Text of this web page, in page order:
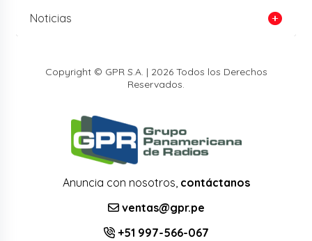
Noticias
Copyright © GPR S.A. | 2026 Todos los Derechos
Reservados.
Anuncia con nosotros, contáctanos
ventas@gpr.pe
+51 997-566-067